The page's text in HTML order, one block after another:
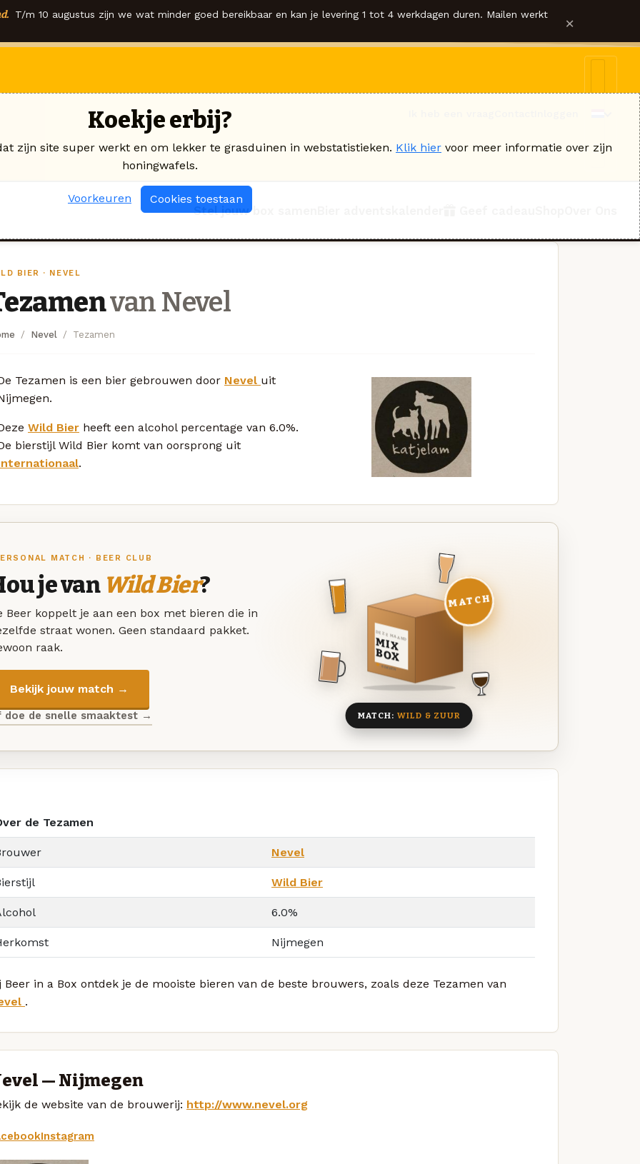
T/m 10 augustus zijn we wat minder goed bereikbaar en kan je levering 1 tot 4 werkdagen duren. Mailen werkt ×
Stel jouw box samen
BIER · NEVEL
van Nevel
Nevel Tezamen
Tezamen is een bier gebrouwen door Nevel uit
Wild Bier heeft een alcohol percentage van 6.0%.
bierstijl Wild Bier komt van oorsprong uit
.
MATCH · BEER CLUB
je van Wild Bier?
Beer koppelt je aan een box met bieren die in
straat wonen. Geen standaard pakket.
raak.
Bekijk jouw match →
doe de snelle smaaktest →
DEZE MAAND
MIX
BOX
8 BIEREN
MATCH
MATCH: WILD & ZUUR
de Tezamen
Nevel
Wild Bier
6.0%
Nijmegen
Beer in a Box ontdek je de mooiste bieren van de beste brouwers, zoals deze Tezamen van
.
— Nijmegen
de website van de brouwerij: http://www.nevel.org
Instagram
Koekje erbij?
zijn site super werkt en om lekker te grasduinen in webstatistieken. Klik hier voor meer informatie over zijn
honingwafels.
Voorkeuren Cookies toestaan